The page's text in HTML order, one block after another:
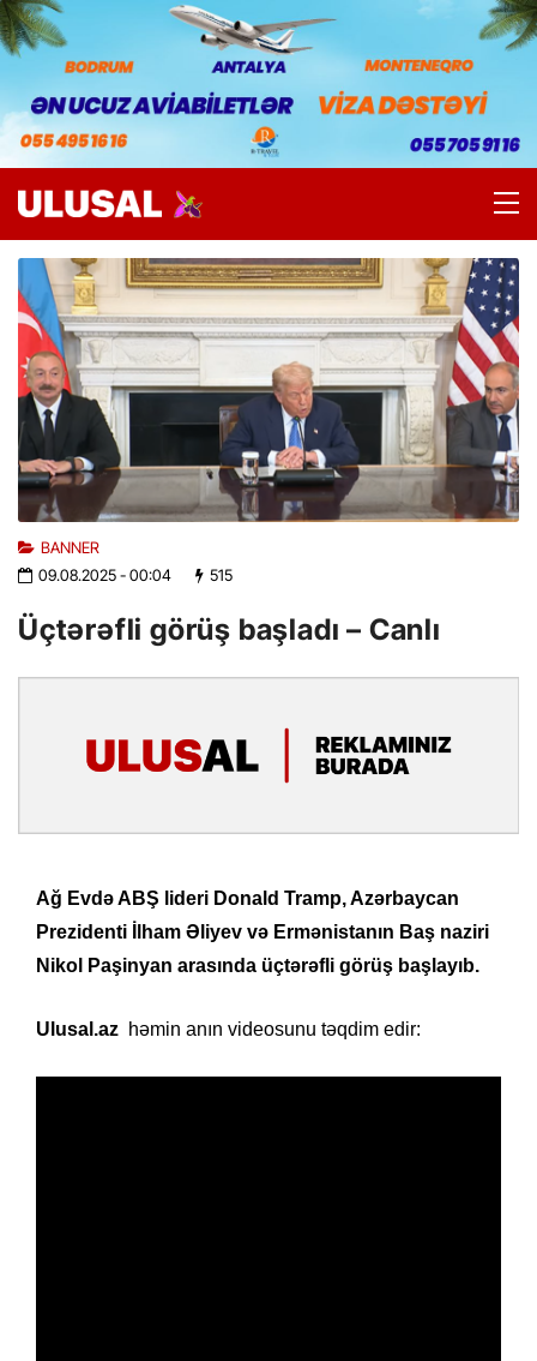
BANNER
09.08.2025- 00:04 515
Üçtərəfli görüş başladı – Canlı
Ağ Evdə ABŞ lideri Donald Tramp, Azərbaycan
Prezidenti İlham Əliyev və Ermənistanın Baş naziri
Nikol Paşinyan arasında üçtərəfli görüş başlayıb.
Ulusal.az həmin anın videosunu təqdim edir: